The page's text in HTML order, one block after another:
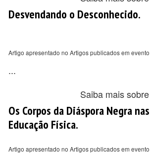
Desvendando o Desconhecido.
Artigo apresentado no Artigos publicados em evento
...
Saiba mais
Os Corpos da Diáspora Negra
Educação Física.
Artigo apresentado no Artigos publicados em evento